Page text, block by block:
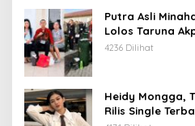
Putra Asli
Lolos Taruna
Polri Bersih,
4236 Dilihat
Heidy Mongga,
Rilis Single